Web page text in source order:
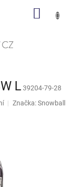
L39204-79-28
Značka:Snowball